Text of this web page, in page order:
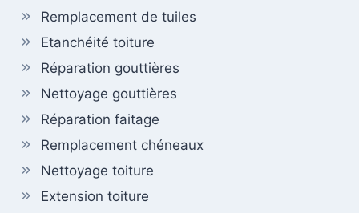
Remplacement de tuiles
Etanchéité toiture
Réparation gouttières
Nettoyage gouttières
Réparation faitage
Remplacement chéneaux
Nettoyage toiture
Extension toiture